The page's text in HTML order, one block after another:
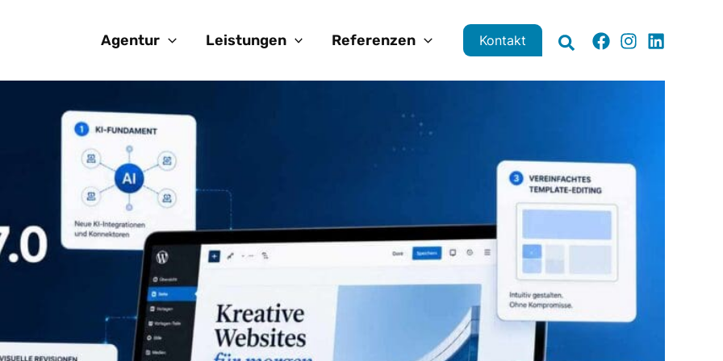
Agentur Leistungen Referenzen Kontakt